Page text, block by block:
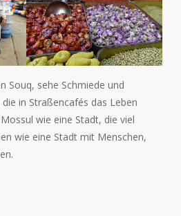
Souq, sehe Schmiede und
in Straßencafés das Leben
wie eine Stadt, die viel
wie eine Stadt mit Menschen,